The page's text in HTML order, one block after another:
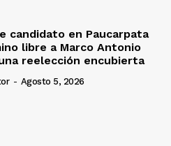
candidato en Paucarpata
libre a Marco Antonio
reelección encubierta
- Agosto 5, 2026